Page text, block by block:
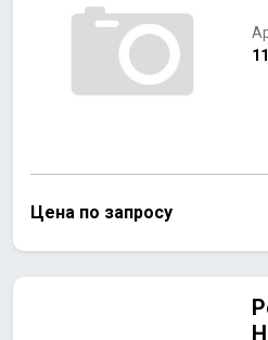
Цена по запросу